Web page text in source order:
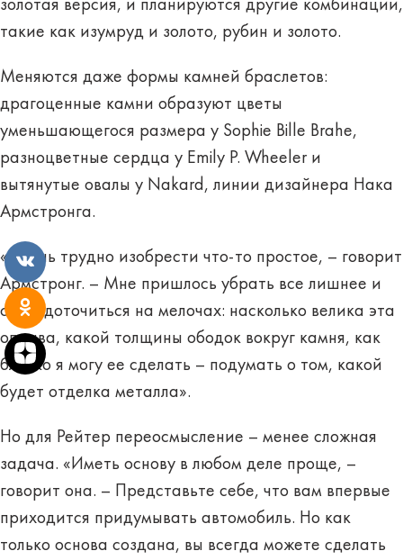
золотая версия, и планируются другие комбинации,
такие как изумруд и золото, рубин и золото.
Меняются даже формы камней браслетов:
драгоценные камни образуют цветы
уменьшающегося размера у Sophie Bille Brahe,
разноцветные сердца у Emily P. Wheeler и
вытянутые овалы у Nakard, линии дизайнера Нака
Армстронга.
«Очень трудно изобрести что-то простое, – говорит
Армстронг. – Мне пришлось убрать все лишнее и
сосредоточиться на мелочах: насколько велика эта
оправа, какой толщины ободок вокруг камня, как
близко я могу ее сделать – подумать о том, какой
будет отделка металла».
Но для Рейтер переосмысление – менее сложная
задача. «Иметь основу в любом деле проще, –
говорит она. – Представьте себе, что вам впервые
приходится придумывать автомобиль. Но как
только основа создана, вы всегда можете сделать